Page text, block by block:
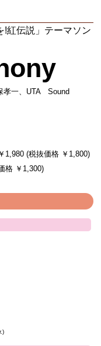
!紅伝説」テーマソン
孝一、UTA Sound
(税抜価格 ￥1,800)
￥1,300)